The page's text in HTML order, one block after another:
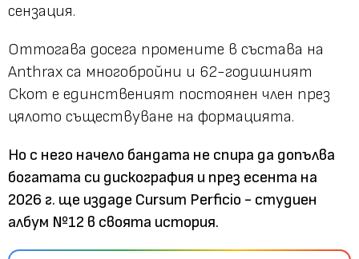
сензация.
Оттогава досега промените в състава на
Anthrax са многобройни и 62-годишният
Скот е единственият постоянен член през
цялото съществуване на формацията.
Но с него начело бандата не спира да допълва
богатата си дискография и през есента на
2026 г. ще издаде Cursum Perficio - студиен
албум №12 в своята история.